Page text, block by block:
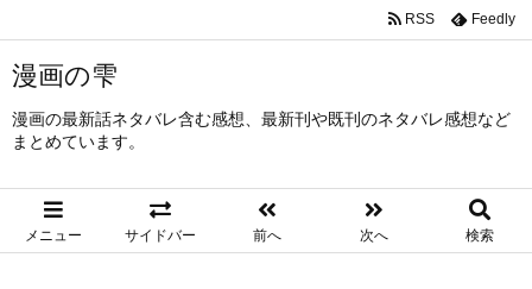
漫画の雫
漫画の最新話ネタバレ含む感想、最新刊や既刊のネタバレ感想など
まとめています。
メニュー サイドバー 前へ 次へ 検索
RSS Feedly